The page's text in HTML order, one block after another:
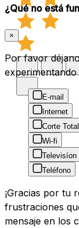
¿Qué no está
×
Por favor
E-mail
Internet
Corte Total
Wi-fi
Televisíon
Teléfono
¡Gracias por tu
frustraciones
mensaje en los